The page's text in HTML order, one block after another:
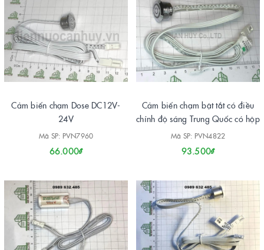
Cảm biến chạm Dose DC12V-
24V
Mã SP: PVN7960
66.000₫
Cảm biến chạm bật tắt có điều
chỉnh độ sáng Trung Quốc có hộp
Mã SP: PVN4822
93.500₫